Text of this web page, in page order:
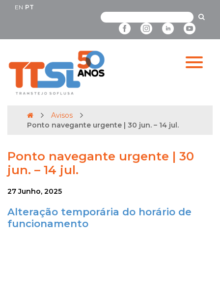
EN PT
Avisos
Ponto navegante urgente | 30 jun. – 14 jul.
Ponto navegante urgente | 30
jun. – 14 jul.
27 Junho, 2025
Alteração temporária do horário de
funcionamento